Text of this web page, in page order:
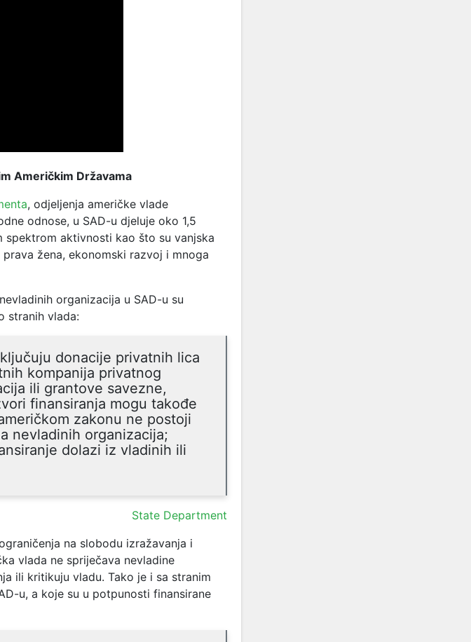
Američkim Državama
, odjeljenja američke vlade
odnose, u SAD-u djeluje oko 1,5
spektrom aktivnosti kao što su vanjska
žena, ekonomski razvoj i mnoga
organizacija u SAD-u su
stranih vlada:
donacije privatnih lica
kompanija privatnog
ili grantove savezne,
finansiranja mogu takođe
zakonu ne postoji
nevladinih organizacija;
dolazi iz vladinih ili
State Department
na slobodu izražavanja i
vlada ne spriječava nevladine
ili kritikuju vladu. Tako je i sa stranim
u, a koje su u potpunosti finansirane